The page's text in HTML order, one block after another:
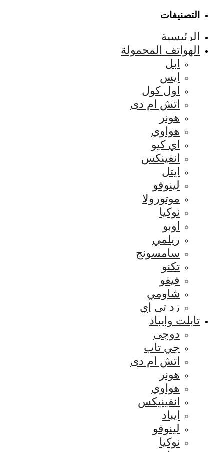
التصنيفات
الرئيسية
الهواتف المحمولة
ابل
ايس
اول كول
اتش ام دى
هونر
هواوي
اي كيو
انفينكس
ايتل
لينوفو
موتورولا
نوكيا
اوبو
ريلمي
سامسونج
تكنو
فيفو
شاومي
زد تي إي
تابلت وايباد
دوجى
جي تاب
اتش ام دى
هونر
هواوي
انفينيكس
ايباد
لينوفو
نوكيا